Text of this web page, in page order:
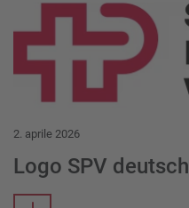
Download Item
2. aprile 2026
Logo SPV deutsch